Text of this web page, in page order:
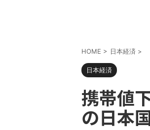
HOME > 日本経済 >
日本経済
携帯値
の日本